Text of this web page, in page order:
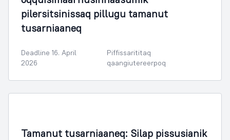
pilersitsinissaq pillugu tamanut
tusarniaaneq
Deadline 16. April
2026
Piffissarititaq
qaangiutereerpoq
Tamanut tusarniaaneq: Silap pissusianik